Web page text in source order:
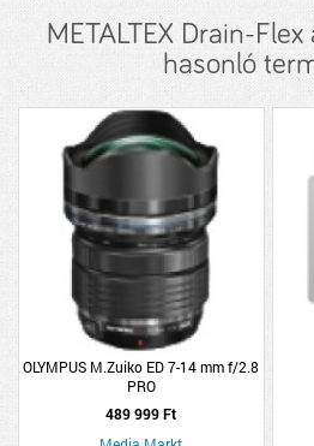
METALTEX Drain-
hasonló
OLYMPUS M.Zuiko ED 7-14 mm f/2.8
PRO
489 999 Ft